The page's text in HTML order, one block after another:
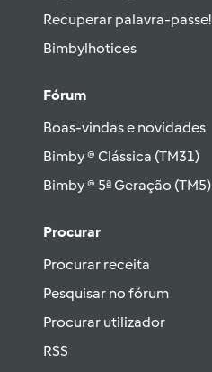
Recuperar palavra-passe!
Bimbylhotices
Fórum
Boas-vindas e novidades
Bimby ® Clássica (TM31)
Bimby ® 5ª Geração (TM5)
Procurar
Procurar receita
Pesquisar no fórum
Procurar utilizador
RSS